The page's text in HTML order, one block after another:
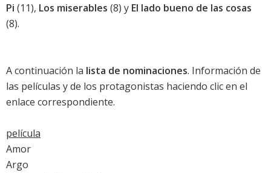
Pi (11), Los miserables (8) y El lado bueno de las cosas
(8).
A continuación la lista de nominaciones. Información de
las películas y de los protagonistas haciendo clic en el
enlace correspondiente.
película
Amor
Argo